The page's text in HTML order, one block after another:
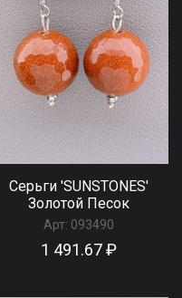
Серьги 'SUNSTONES'
Золотой Песок
Арт: 093490
1 491.67 ₽